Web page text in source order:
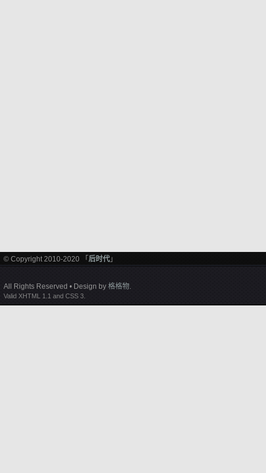
© Copyright 2010-2020 「 后时代 」
All Rights Reserved • Design by 格格物.
Valid XHTML 1.1 and CSS 3.